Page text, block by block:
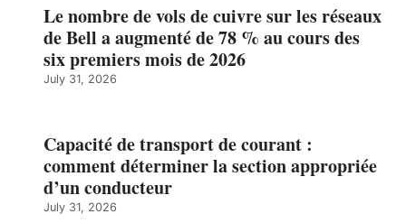
Le nombre de vols de cuivre sur les réseaux
de Bell a augmenté de 78 % au cours des
six premiers mois de 2026
July 31, 2026
Capacité de transport de courant :
comment déterminer la section appropriée
d’un conducteur
July 31, 2026